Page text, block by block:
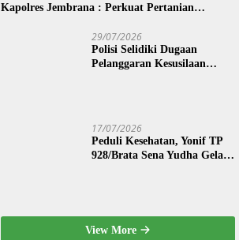
Kapolres Jembrana : Perkuat Pertanian
29/07/2026
Polisi Selidiki Dugaan
Pelanggaran Kesusilaan
17/07/2026
Peduli Kesehatan, Yonif TP
928/Brata Sena Yudha Gelar
View More